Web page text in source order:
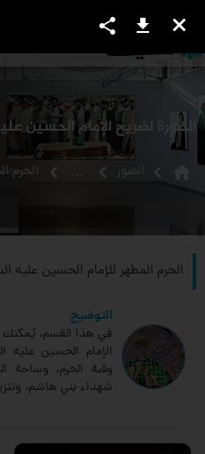
الصور ... الحرم
الحرم المطهر للإمام الحسين عليه
التوضيح
في هذا القسم،
الإمام الحسين عليه
وقبة الحرم، وساحة
شهداء بني هاشم،
close
download
share